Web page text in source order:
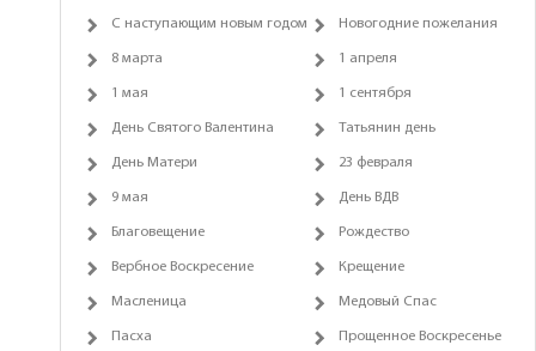
С наступающим новым годом Новогодние пожелания
8 марта 1 апреля
1 мая 1 сентября
День Святого Валентина Татьянин день
День Матери 23 февраля
9 мая День ВДВ
Благовещение Рождество
Вербное Воскресение Крещение
Масленица Медовый Спас
Пасха Прощенное Воскресенье